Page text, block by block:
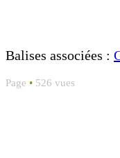
Balises associées :
Page • 526 vues